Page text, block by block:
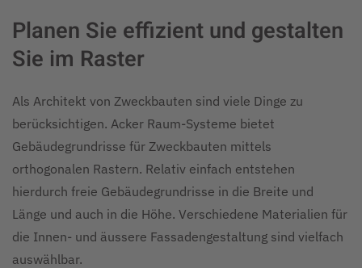
Planen Sie effizient und gestalten
Sie im Raster
Als Architekt von Zweckbauten sind viele Dinge zu
berücksichtigen. Acker Raum-Systeme bietet
Gebäudegrundrisse für Zweckbauten mittels
orthogonalen Rastern. Relativ einfach entstehen
hierdurch freie Gebäudegrundrisse in die Breite und
Länge und auch in die Höhe. Verschiedene Materialien für
die Innen- und äussere Fassadengestaltung sind vielfach
auswählbar.